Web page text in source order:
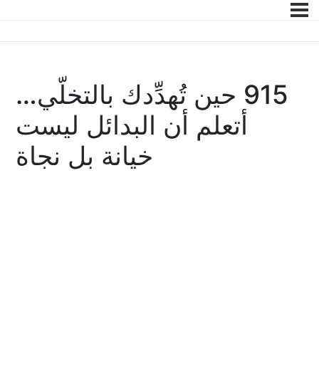
915 حين تُهدِّدك بالتخلّي…
أتعلم أن البدائل ليست
خيانة بل نجاة